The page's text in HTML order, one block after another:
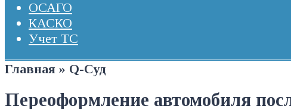
ОСАГО
КАСКО
Учет ТС
Главная » Q-Суд
Переоформление автомобиля